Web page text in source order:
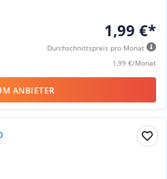
1,99 €*
Durchschnittspreis pro Monat
1,99 €/Monat
ANBIETER